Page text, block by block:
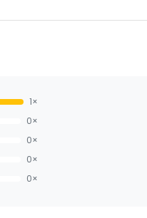
1×
0×
0×
0×
0×